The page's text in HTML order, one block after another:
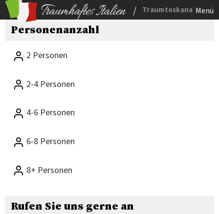
/ Traumtoskana Menü
Personenanzahl
2 Personen
2-4 Personen
4-6 Personen
6-8 Personen
8+ Personen
Rufen Sie uns gerne an